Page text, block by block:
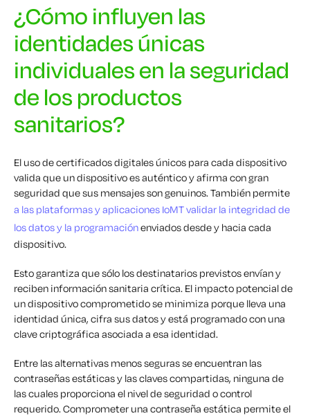
¿Cómo influyen las
identidades únicas
individuales en la seguridad
de los productos
sanitarios?
El uso de certificados digitales únicos para cada dispositivo
valida que un dispositivo es auténtico y afirma con gran
seguridad que sus mensajes son genuinos. También permite
a las plataformas y aplicaciones IoMT validar la integridad de
los datos y la programaciónenviados desde y hacia cada
dispositivo.
Esto garantiza que sólo los destinatarios previstos envían y
reciben información sanitaria crítica. El impacto potencial de
un dispositivo comprometido se minimiza porque lleva una
identidad única, cifra sus datos y está programado con una
clave criptográfica asociada a esa identidad.
Entre las alternativas menos seguras se encuentran las
contraseñas estáticas y las claves compartidas, ninguna de
las cuales proporciona el nivel de seguridad o control
requerido. Comprometer una contraseña estática permite el